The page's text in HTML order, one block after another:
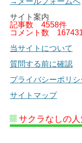
サイト案内
記事数 4558件
コメント数
当サイトについて
質問する前に確認
プライバシーポリシ
サイトマップ
サクラなしの人